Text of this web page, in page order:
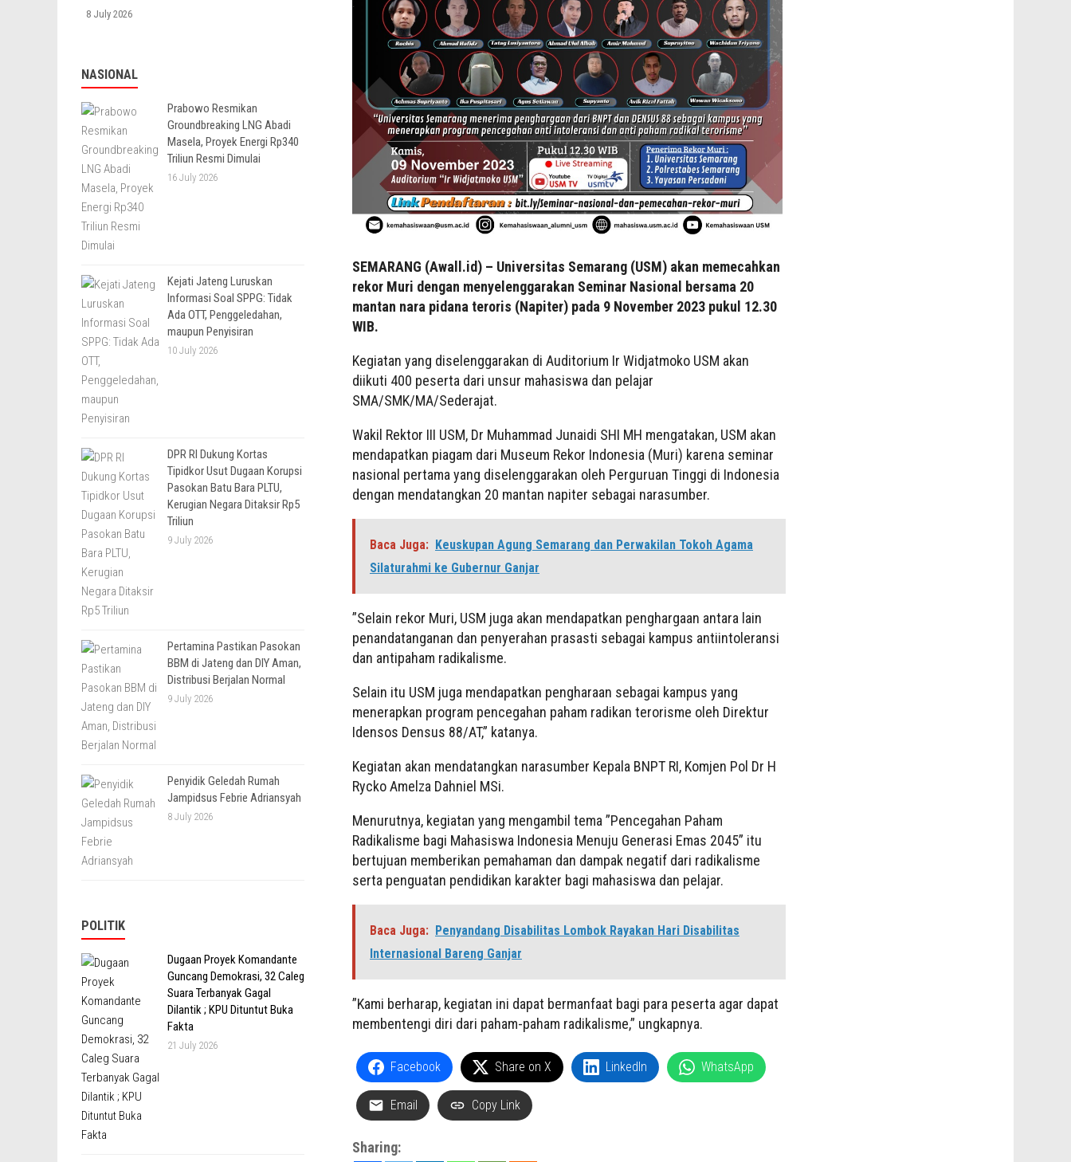
SEMARANG (Awall.id) – Universitas Semarang (USM) akan memecahkan
rekor Muri dengan menyelenggarakan Seminar Nasional bersama 20
mantan nara pidana teroris (Napiter) pada 9 November 2023 pukul 12.30
WIB.
Kegiatan yang diselenggarakan di Auditorium Ir Widjatmoko USM akan
diikuti 400 peserta dari unsur mahasiswa dan pelajar
SMA/SMK/MA/Sederajat.
Wakil Rektor III USM, Dr Muhammad Junaidi SHI MH mengatakan, USM akan
mendapatkan piagam dari Museum Rekor Indonesia (Muri) karena seminar
nasional pertama yang diselenggarakan oleh Perguruan Tinggi di Indonesia
dengan mendatangkan 20 mantan napiter sebagai narasumber.
Baca Juga: Keuskupan Agung Semarang dan Perwakilan Tokoh Agama
Silaturahmi ke Gubernur Ganjar
”Selain rekor Muri, USM juga akan mendapatkan penghargaan antara lain
penandatanganan dan penyerahan prasasti sebagai kampus antiintoleransi
dan antipaham radikalisme.
Selain itu USM juga mendapatkan pengharaan sebagai kampus yang
menerapkan program pencegahan paham radikan terorisme oleh Direktur
Idensos Densus 88/AT,” katanya.
Kegiatan akan mendatangkan narasumber Kepala BNPT RI, Komjen Pol Dr H
Rycko Amelza Dahniel MSi.
Menurutnya, kegiatan yang mengambil tema ”Pencegahan Paham
Radikalisme bagi Mahasiswa Indonesia Menuju Generasi Emas 2045” itu
bertujuan memberikan pemahaman dan dampak negatif dari radikalisme
serta penguatan pendidikan karakter bagi mahasiswa dan pelajar.
Baca Juga: Penyandang Disabilitas Lombok Rayakan Hari Disabilitas
Internasional Bareng Ganjar
”Kami berharap, kegiatan ini dapat bermanfaat bagi para peserta agar dapat
membentengi diri dari paham-paham radikalisme,” ungkapnya.
Facebook Share on X LinkedIn WhatsApp
Email Copy Link
Sharing:
8 July 2026
NASIONAL
Prabowo Resmikan
Groundbreaking LNG Abadi
Masela, Proyek Energi Rp340
Triliun Resmi Dimulai
16 July 2026
Kejati Jateng Luruskan
Informasi Soal SPPG: Tidak
Ada OTT, Penggeledahan,
maupun Penyisiran
10 July 2026
DPR RI Dukung Kortas
Tipidkor Usut Dugaan Korupsi
Pasokan Batu Bara PLTU,
Kerugian Negara Ditaksir Rp5
Triliun
9 July 2026
Pertamina Pastikan Pasokan
BBM di Jateng dan DIY Aman,
Distribusi Berjalan Normal
9 July 2026
Penyidik Geledah Rumah
Jampidsus Febrie Adriansyah
8 July 2026
POLITIK
Dugaan Proyek Komandante
Guncang Demokrasi, 32 Caleg
Suara Terbanyak Gagal
Dilantik ; KPU Dituntut Buka
Fakta
21 July 2026